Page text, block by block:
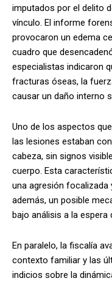
imputados por el delito
vínculo. El informe
provocaron un edema
cuadro que
especialistas indicaron
fracturas óseas, la
causar un daño interno
Uno de los aspectos
las lesiones estaban
cabeza, sin signos
cuerpo. Esta
una agresión focalizada
además, un posible
bajo análisis a la
En paralelo, la fiscalía
contexto familiar y las
indicios sobre la